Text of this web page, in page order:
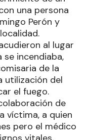
una persona
Perón y
al lugar
incendiaba,
de la
utilización del
el fuego.
de
víctima, a quien
pero el médico